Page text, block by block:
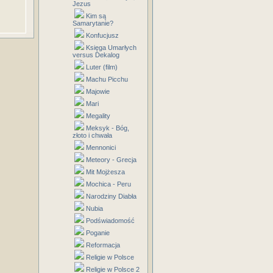
Jezus
Kim są
Samarytanie?
Konfucjusz
Księga Umarłych
versus Dekalog
Luter (film)
Machu Picchu
Majowie
Mari
Megality
Meksyk - Bóg,
złoto i chwała
Mennonici
Meteory - Grecja
Mit Mojżesza
Mochica - Peru
Narodziny Diabła
Nubia
Podświadomość
Poganie
Reformacja
Religie w Polsce
Religie w Polsce 2